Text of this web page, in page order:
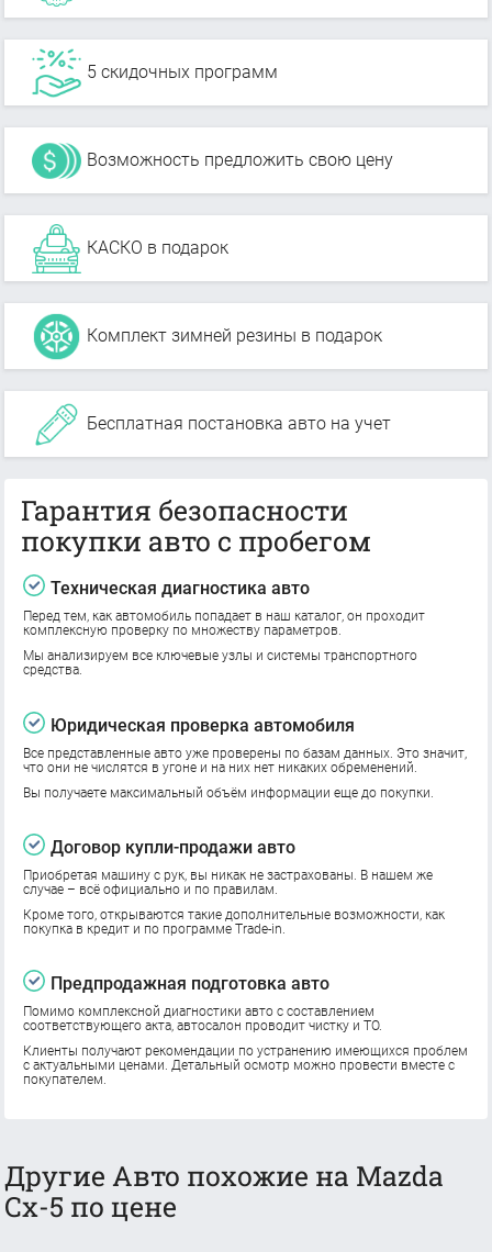
5 скидочных программ
Возможность предложить свою цену
КАСКО в подарок
Комплект зимней резины в подарок
Бесплатная постановка авто на учет
Гарантия безопасности
покупки авто с пробегом
Техническая диагностика авто
Перед тем, как автомобиль попадает в наш каталог, он проходит
комплексную проверку по множеству параметров.
Мы анализируем все ключевые узлы и системы транспортного
средства.
Юридическая проверка автомобиля
Все представленные авто уже проверены по базам данных. Это значит,
что они не числятся в угоне и на них нет никаких обременений.
Вы получаете максимальный объём информации еще до покупки.
Договор купли-продажи авто
Приобретая машину с рук, вы никак не застрахованы. В нашем же
случае – всё официально и по правилам.
Кроме того, открываются такие дополнительные возможности, как
покупка в кредит и по программе Trade-in.
Предпродажная подготовка авто
Помимо комплексной диагностики авто с составлением
соответствующего акта, автосалон проводит чистку и ТО.
Клиенты получают рекомендации по устранению имеющихся проблем
с актуальными ценами. Детальный осмотр можно провести вместе с
покупателем.
Другие Авто похожие на Mazda
Cx-5 по цене